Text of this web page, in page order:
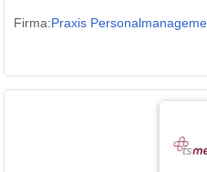
Firma:Praxis